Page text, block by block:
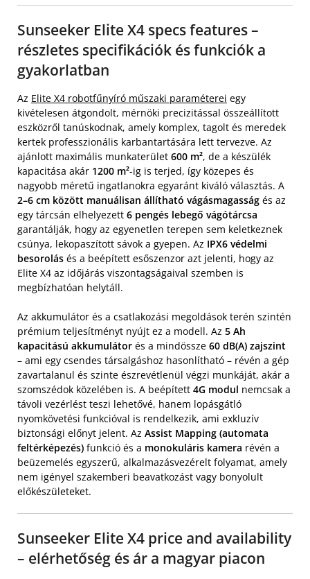
Sunseeker Elite X4 specs features –
részletes specifikációk és funkciók a
gyakorlatban
Az Elite X4 robotfűnyíró műszaki paraméterei egy
kivételesen átgondolt, mérnöki precizitással összeállított
eszközről tanúskodnak, amely komplex, tagolt és meredek
kertek professzionális karbantartására lett tervezve. Az
ajánlott maximális munkaterület 600 m², de a készülék
kapacitása akár 1200 m²-ig is terjed, így közepes és
nagyobb méretű ingatlanokra egyaránt kiváló választás. A
2–6 cm között manuálisan állítható vágásmagasság és az
egy tárcsán elhelyezett 6 pengés lebegő vágótárcsa
garantálják, hogy az egyenetlen terepen sem keletkeznek
csúnya, lekopaszított sávok a gyepen. Az IPX6 védelmi
besorolás és a beépített esőszenzor azt jelenti, hogy az
Elite X4 az időjárás viszontagságaival szemben is
megbízhatóan helytáll.
Az akkumulátor és a csatlakozási megoldások terén szintén
prémium teljesítményt nyújt ez a modell. Az 5 Ah
kapacitású akkumulátor és a mindössze 60 dB(A) zajszint
– ami egy csendes társalgáshoz hasonlítható – révén a gép
zavartalanul és szinte észrevétlenül végzi munkáját, akár a
szomszédok közelében is. A beépített 4G modul nemcsak a
távoli vezérlést teszi lehetővé, hanem lopásgátló
nyomkövetési funkcióval is rendelkezik, ami exkluzív
biztonsági előnyt jelent. Az Assist Mapping (automata
feltérképezés) funkció és a monokuláris kamera révén a
beüzemelés egyszerű, alkalmazásvezérelt folyamat, amely
nem igényel szakemberi beavatkozást vagy bonyolult
előkészületeket.
Sunseeker Elite X4 price and availability
– elérhetőség és ár a magyar piacon